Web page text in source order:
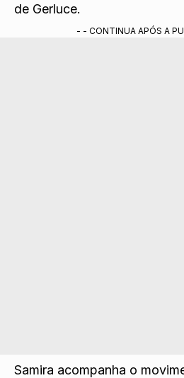
de Gerluce.
- - CONTINUA APÓS A
Samira acompanha o